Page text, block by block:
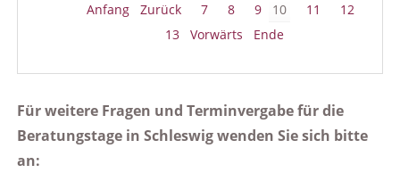
Anfang Zurück 7 8 9 10 11
12
13
Vorwärts Ende
Für weitere Fragen und Terminvergabe für die
Beratungstage in Schleswig wenden Sie sich bitte
an: